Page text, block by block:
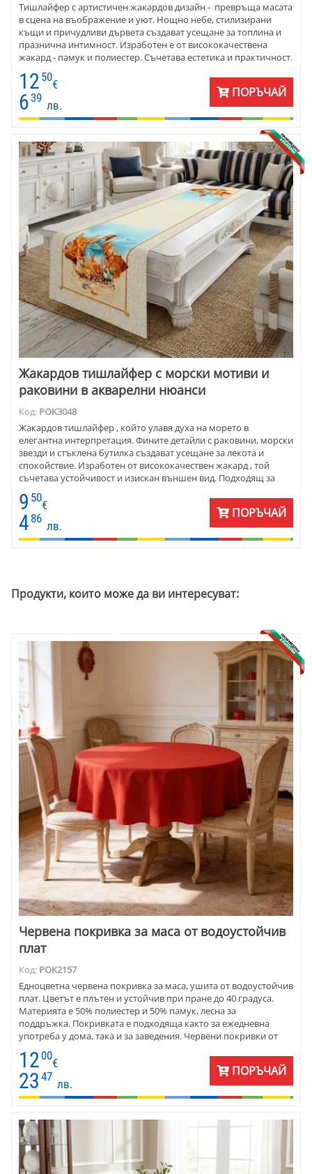
Тишлайфер с артистичен жакардов дизайн - превръща масата
в сцена на въображение и уют. Нощно небе, стилизирани
къщи и причудливи дървета създават усещане за топлина и
празнична интимност. Изработен е от висококачествена
жакард - памук и полиестер. Съчетава естетика и практичност.
Тишлайферът е подходящ както за ежедневна елегантност,
така и за специални поводи, когато детайлите правят
атмосферата.
12 50
€
6 39
лв.
ПОРЪЧАЙ
Жакардов тишлайфер с морски мотиви и
раковини в акварелни нюанси
Код: POK3048
Жакардов тишлайфер , който улавя духа на морето в
елегантна интерпретация. Фините детайли с раковини, морски
звезди и стъклена бутилка създават усещане за лекота и
спокойствие. Изработен от висококачествен жакард , той
съчетава устойчивост и изискан външен вид. Подходящ за
стилни интериори, в които детайлът е ключов елемент от
цялостната атмосфера.
9 50
€
4 86
лв.
ПОРЪЧАЙ
Продукти, които може да ви интересуват:
Червена покривка за маса от водоустойчив
плат
Код: POK2157
Едноцветна червена покривка за маса, ушита от водоустойчив
плат. Цветът е плътен и устойчив при пране до 40 градуса.
Материята е 50% полиестер и 50% памук, лесна за
поддръжка. Покривката е подходяща както за ежедневна
употреба у дома, така и за заведения. Червени покривки от
водоустойчив плат се предлагат в правоъгълна, кръгла и
елипсовидна форма. Има салфетки за сервиране, карета и
тишлайфери.
12 00
€
23 47
лв.
ПОРЪЧАЙ